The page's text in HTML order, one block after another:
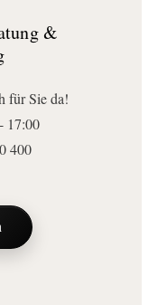
&
für Sie da!
17:00
400